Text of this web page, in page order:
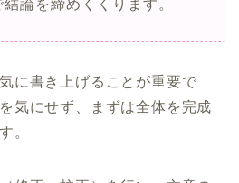
論を締めくくります。
に書き上げることが重要で
気にせず、まずは全体を完成
。